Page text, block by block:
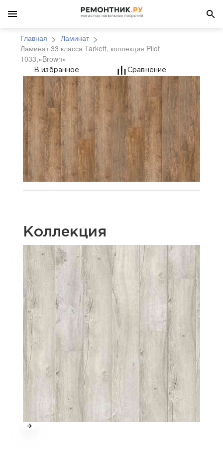
Главная
Ламинат
Ламинат 33 класса Tarkett, коллекция Pilot
1033,«Brown»
Ламинат 33 класса
В избранное Сравнение
Коллекция